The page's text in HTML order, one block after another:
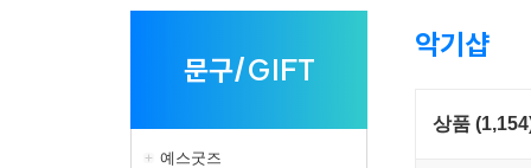
문구/GIFT
예스굿즈
악기샵
상품